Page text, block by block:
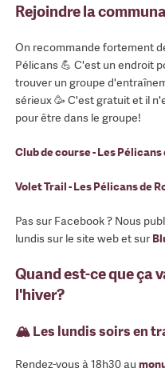
Rejoindre la
On recommande fortement
Pélicans 💪 C'est un endroit
trouver un groupe
sérieux 🥳 C'est gratuit et il
pour être dans le groupe!
Club de course - Les
Volet Trail - Les Pélicans de
Pas sur Facebook ? Nous
lundis sur le site web et sur
Quand est-ce que ça
l'hiver?
🏔 Les lundis soirs en
Rendez-vous à 18h30 au